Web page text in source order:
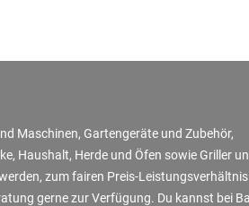
Maschinen, Gartengeräte und Zubehör,
Haushalt, Herde und Öfen sowie Griller
zum fairen Preis-
gerne zur Verfügung. Du kannst bei